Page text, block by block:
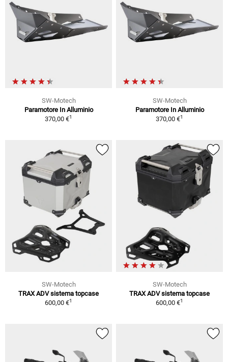
SW-Motech
Paramotore In Alluminio
370,00 €1
SW-Motech
Paramotore In Alluminio
370,00 €1
SW-Motech
TRAX ADV sistema topcase
600,00 €1
SW-Motech
TRAX ADV sistema topcase
600,00 €1